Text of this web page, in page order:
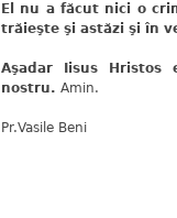
El nu a făcut nici o
trăieşte şi astăzi şi în
Aşadar Iisus Hristos
nostru. Amin.
Pr.Vasile Beni